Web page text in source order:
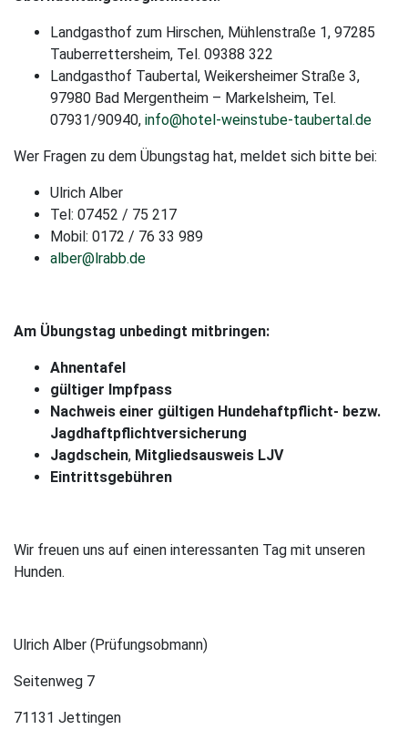
Landgasthof zum Hirschen, Mühlenstraße 1, 97285
Tauberrettersheim, Tel. 09388 322
Landgasthof Taubertal, Weikersheimer Straße 3,
97980 Bad Mergentheim – Markelsheim, Tel.
07931/90940, info@hotel-weinstube-taubertal.de
Wer Fragen zu dem Übungstag hat, meldet sich bitte bei:
Ulrich Alber
Tel: 07452 / 75 217
Mobil: 0172 / 76 33 989
alber@lrabb.de
Am Übungstag unbedingt mitbringen:
Ahnentafel
gültiger Impfpass
Nachweis einer gültigen Hundehaftpflicht- bezw.
Jagdhaftpflichtversicherung
Jagdschein, Mitgliedsausweis LJV
Eintrittsgebühren
Wir freuen uns auf einen interessanten Tag mit unseren
Hunden.
Ulrich Alber (Prüfungsobmann)
Seitenweg 7
71131 Jettingen